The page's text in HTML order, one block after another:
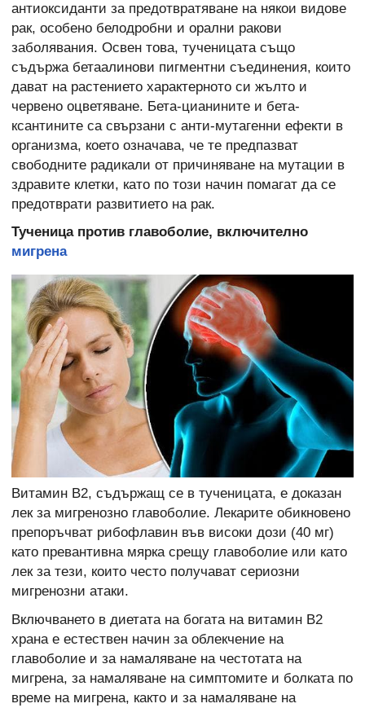
антиоксиданти за предотвратяване на някои видове
рак, особено белодробни и орални ракови
заболявания. Освен това, тученицата също
съдържа бетаалинови пигментни съединения, които
дават на растението характерното си жълто и
червено оцветяване. Бета-цианините и бета-
ксантините са свързани с анти-мутагенни ефекти в
организма, което означава, че те предпазват
свободните радикали от причиняване на мутации в
здравите клетки, като по този начин помагат да се
предотврати развитието на рак.
Тученица против главоболие, включително
мигрена
Витамин В2, съдържащ се в тученицата, е доказан
лек за мигренозно главоболие. Лекарите обикновено
препоръчват рибофлавин във високи дози (40 мг)
като превантивна мярка срещу главоболие или като
лек за тези, които често получават сериозни
мигренозни атаки.
Включването в диетата на богата на витамин В2
храна е естествен начин за облекчение на
главоболие и за намаляване на честотата на
мигрена, за намаляване на симптомите и болката по
време на мигрена, както и за намаляване на